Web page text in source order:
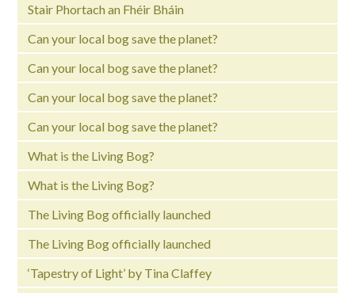
Stair Phortach an Fhéir Bháin
Can your local bog save the planet?
Can your local bog save the planet?
Can your local bog save the planet?
Can your local bog save the planet?
What is the Living Bog?
What is the Living Bog?
The Living Bog officially launched
The Living Bog officially launched
‘Tapestry of Light’ by Tina Claffey